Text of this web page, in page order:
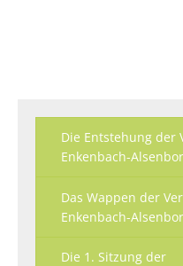
Die Entstehung der
Enkenbach-
Das Wappen der
Enkenbach-
Die 1. Sitzung der